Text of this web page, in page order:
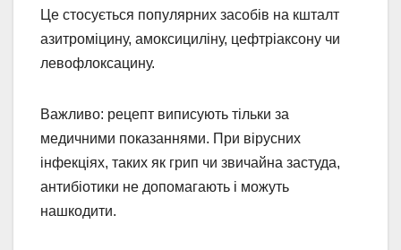
Це стосується популярних засобів на кшталт
азитроміцину, амоксициліну, цефтріаксону чи
левофлоксацину.
Важливо: рецепт виписують тільки за
медичними показаннями. При вірусних
інфекціях, таких як грип чи звичайна застуда,
антибіотики не допомагають і можуть
нашкодити.